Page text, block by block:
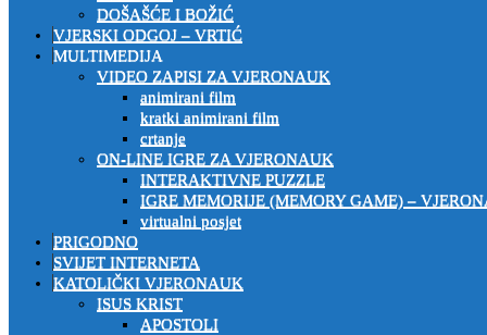
DOŠAŠĆE I BOŽIĆ
VJERSKI ODGOJ – VRTIĆ
MULTIMEDIJA
VIDEO ZAPISI ZA VJERONAUK
animirani film
kratki animirani film
crtanje
ON-LINE IGRE ZA VJERONAUK
INTERAKTIVNE PUZZLE
IGRE MEMORIJE (MEMORY GAME) –
virtualni posjet
PRIGODNO
SVIJET INTERNETA
KATOLIČKI VJERONAUK
ISUS KRIST
APOSTOLI